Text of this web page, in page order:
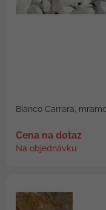
Bianco Carrara,
Cena na dotaz
Na objednávku